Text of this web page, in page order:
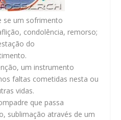
se um sofrimento
condolência, remorso;
do
um instrumento
faltas cometidas nesta ou
vidas.
que passa
sublimação através de um